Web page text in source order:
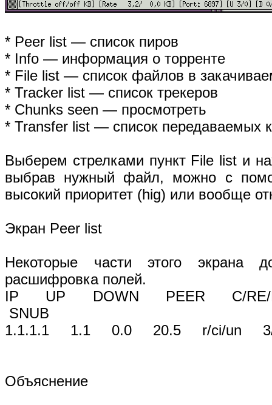
* Peer list — список пиров
* Info — информация о торренте
* File list — список файлов в
* Tracker list — список трекеров
* Chunks seen — просмотреть
* Transfer list — список передаваемых
Выберем стрелками пункт File list и
выбрав нужный файл, можно с
высокий приоритет (hig) или вообще
Экран Peer list
Некоторые части этого экрана
расшифровка полей.
IP UP DOWN PEER C/
SNUB
1.1.1.1 1.1 0.0 20.5 r/ci/
Объяснение